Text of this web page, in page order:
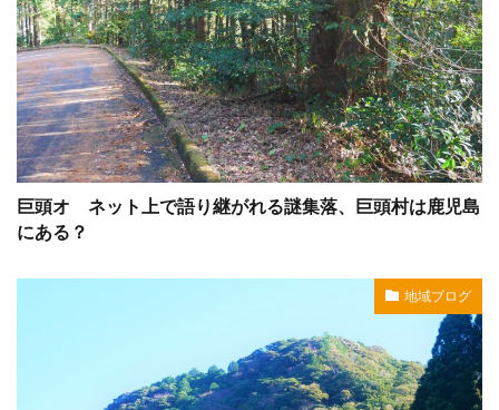
巨頭オ ネット上で語り継がれる謎集落、巨頭村は鹿児島
にある？
地域ブログ